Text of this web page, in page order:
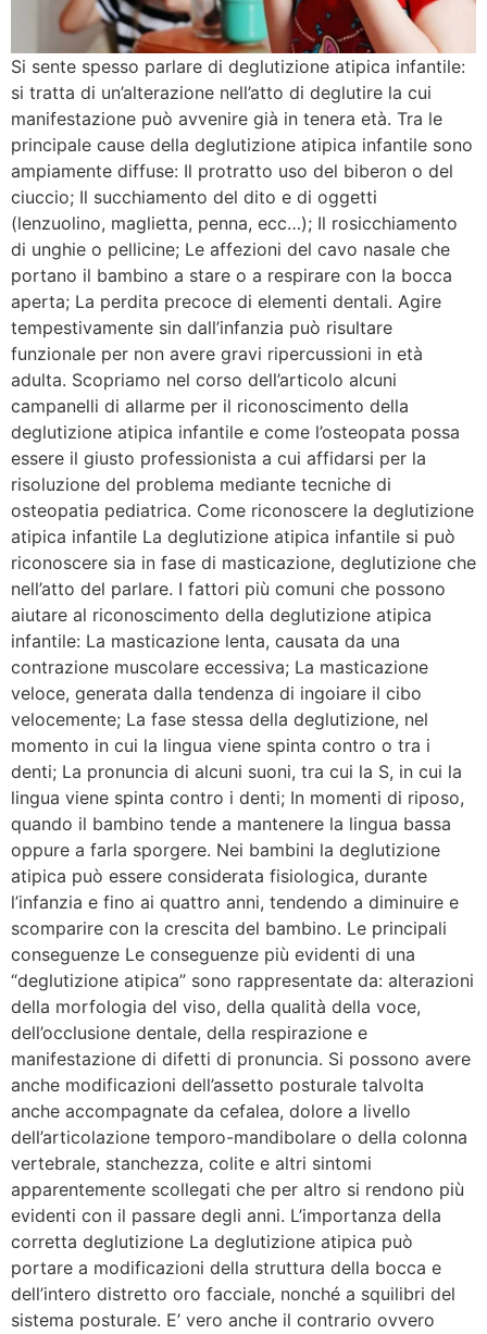
Si sente spesso parlare di deglutizione atipica infantile:
si tratta di un’alterazione nell’atto di deglutire la cui
manifestazione può avvenire già in tenera età. Tra le
principale cause della deglutizione atipica infantile sono
ampiamente diffuse: Il protratto uso del biberon o del
ciuccio; Il succhiamento del dito e di oggetti
(lenzuolino, maglietta, penna, ecc…); Il rosicchiamento
di unghie o pellicine; Le affezioni del cavo nasale che
portano il bambino a stare o a respirare con la bocca
aperta; La perdita precoce di elementi dentali. Agire
tempestivamente sin dall’infanzia può risultare
funzionale per non avere gravi ripercussioni in età
adulta. Scopriamo nel corso dell’articolo alcuni
campanelli di allarme per il riconoscimento della
deglutizione atipica infantile e come l’osteopata possa
essere il giusto professionista a cui affidarsi per la
risoluzione del problema mediante tecniche di
osteopatia pediatrica. Come riconoscere la deglutizione
atipica infantile La deglutizione atipica infantile si può
riconoscere sia in fase di masticazione, deglutizione che
nell’atto del parlare. I fattori più comuni che possono
aiutare al riconoscimento della deglutizione atipica
infantile: La masticazione lenta, causata da una
contrazione muscolare eccessiva; La masticazione
veloce, generata dalla tendenza di ingoiare il cibo
velocemente; La fase stessa della deglutizione, nel
momento in cui la lingua viene spinta contro o tra i
denti; La pronuncia di alcuni suoni, tra cui la S, in cui la
lingua viene spinta contro i denti; In momenti di riposo,
quando il bambino tende a mantenere la lingua bassa
oppure a farla sporgere. Nei bambini la deglutizione
atipica può essere considerata fisiologica, durante
l’infanzia e fino ai quattro anni, tendendo a diminuire e
scomparire con la crescita del bambino. Le principali
conseguenze Le conseguenze più evidenti di una
“deglutizione atipica” sono rappresentate da: alterazioni
della morfologia del viso, della qualità della voce,
dell’occlusione dentale, della respirazione e
manifestazione di difetti di pronuncia. Si possono avere
anche modificazioni dell’assetto posturale talvolta
anche accompagnate da cefalea, dolore a livello
dell’articolazione temporo-mandibolare o della colonna
vertebrale, stanchezza, colite e altri sintomi
apparentemente scollegati che per altro si rendono più
evidenti con il passare degli anni. L’importanza della
corretta deglutizione La deglutizione atipica può
portare a modificazioni della struttura della bocca e
dell’intero distretto oro facciale, nonché a squilibri del
sistema posturale. E’ vero anche il contrario ovvero